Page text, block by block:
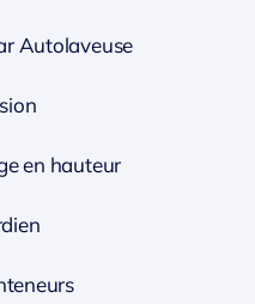
Autolaveuse
en hauteur